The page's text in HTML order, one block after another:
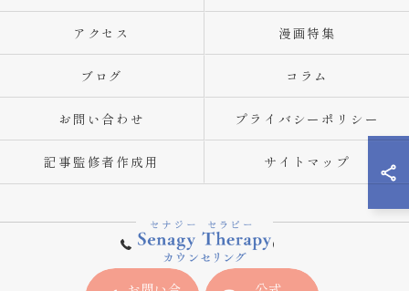
080-6884-1646
アクセス 漫画特集
ブログ コラム
お問い合わせ プライバシーポリシー
記事監修者作成用 サイトマップ